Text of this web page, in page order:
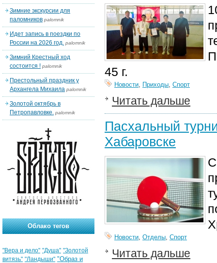
45 г.
Новости, Приходы, Спорт
Читать дальше
Пасхальный
Хабаровске
Новости, Отделы, Спорт
Читать дальше
Зимние экскурсии для
паломников palomnik
Идет запись в поездки по
России на 2026 год. palomnik
Зимний Крестный ход
состоится ! palomnik
Престольный праздник у
Архангела Михаила palomnik
Золотой октябрь в
Петропавловке. palomnik
Облако тегов
"Вера и дело" "Душа" "Золотой
витязь" "Ландыши" "Образ и